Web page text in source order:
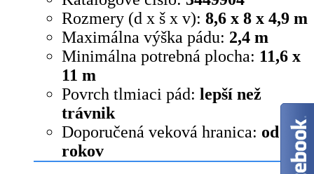
Rozmery (d x š x v): 8,6 x 8 x 4,9 m
Maximálna výška pádu: 2,4 m
Minimálna potrebná plocha: 11,6 x
11 m
Povrch tlmiaci pád: lepší než
trávnik
Doporučená veková hranica: od 5
rokov